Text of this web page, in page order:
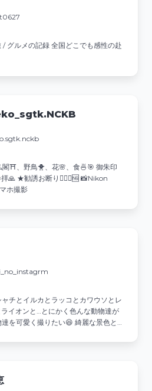
ルメの記録 全国どこでも感性の赴
⛩️、野鳥🐥、花🌸、食🍜🎯 御朱印
🙏 ★勧誘お断り🙅‍♂️❌🆖 📸Nikon
ホ撮影
チとイルカとラッコとカワウソとレ
イオンと…とにかく色んな動物達が
を可愛く撮りたい😆 綺麗な景色と
のやり取りは、ほぼしません🙅